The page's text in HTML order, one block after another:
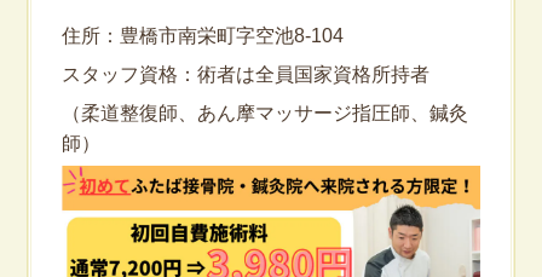
住所：豊橋市南栄町字空池8-104
スタッフ資格：術者は全員国家資格所持者
（柔道整復師、あん摩マッサージ指圧師、鍼灸
師）